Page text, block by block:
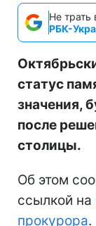
Не трать
РБК-
статус
значения,
после
столицы.
Об этом
ссылкой на
прокурора.